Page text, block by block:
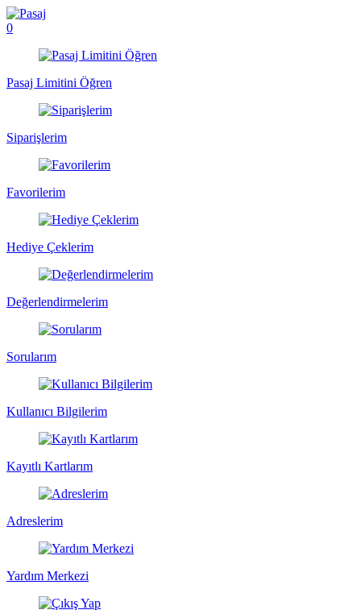
0
Pasaj Limitini Öğren
Siparişlerim
Favorilerim
Hediye Çeklerim
Değerlendirmelerim
Sorularım
Kullanıcı Bilgilerim
Kayıtlı Kartlarım
Adreslerim
Yardım Merkezi